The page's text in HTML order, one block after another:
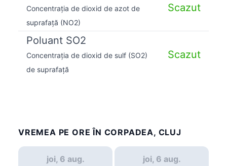
Concentrația de dioxid de azot de
suprafață (NO2)
Scazut
Poluant SO2
Concentrația de dioxid de sulf (SO2)
de suprafață
Scazut
VREMEA PE ORE ÎN CORPADEA, CLUJ
joi, 6 aug.
joi, 6 aug.